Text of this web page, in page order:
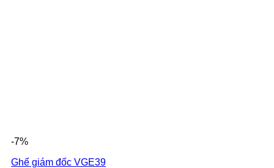
-7%
Ghế giám đốc VGE39